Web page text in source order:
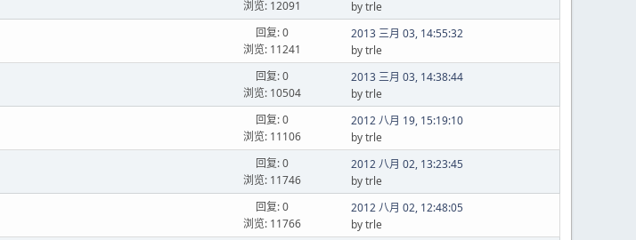
浏览: 12091 by trle
回复: 0
浏览: 11241
2013 三月 03, 14:55:32
by trle
回复: 0
浏览: 10504
2013 三月 03, 14:38:44
by trle
回复: 0
浏览: 11106
2012 八月 19, 15:19:10
by trle
回复: 0
浏览: 11746
2012 八月 02, 13:23:45
by trle
回复: 0
浏览: 11766
2012 八月 02, 12:48:05
by trle